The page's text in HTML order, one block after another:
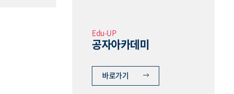
Edu-UP
공자아카데미
바로가기